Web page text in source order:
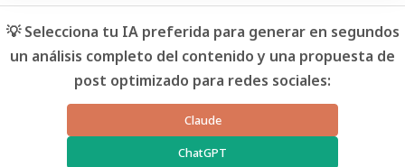
💡 Selecciona tu IA preferida para generar en segundos
un análisis completo del contenido y una propuesta de
post optimizado para redes sociales:
Claude
ChatGPT